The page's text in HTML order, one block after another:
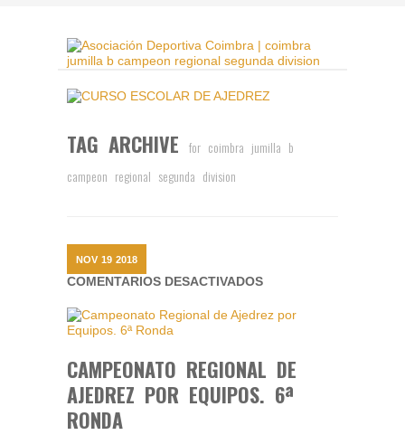
TAG ARCHIVE for coimbra jumilla b
campeon regional segunda division
NOV 19 2018
COMENTARIOS DESACTIVADOSEN
REGIONAL
DE
EQUIPOS.
RONDA
CAMPEONATO REGIONAL DE
AJEDREZ POR EQUIPOS. 6ª
RONDA